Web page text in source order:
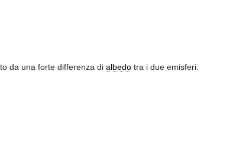
da una forte differenza di albedotra i due emisferi.